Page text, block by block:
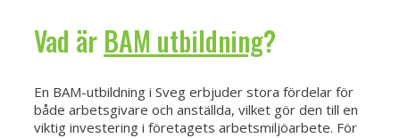
Vad är BAM utbildning?
En BAM-utbildning i Sveg erbjuder stora fördelar för
både arbetsgivare och anställda, vilket gör den till en
viktig investering i företagets arbetsmiljöarbete. För